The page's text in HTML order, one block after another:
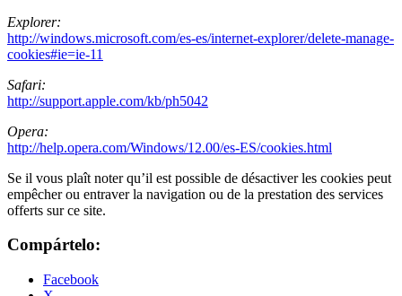
Explorer:
http://windows.microsoft.com/es-es/internet-explorer/delete-manage-
cookies#ie=ie-11
Safari:
http://support.apple.com/kb/ph5042
Opera:
http://help.opera.com/Windows/12.00/es-ES/cookies.html
Se il vous plaît noter qu’il est possible de désactiver les cookies peut
empêcher ou entraver la navigation ou de la prestation des services
offerts sur ce site.
Compártelo:
Facebook